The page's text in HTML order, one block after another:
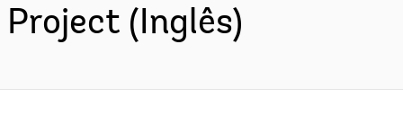
Project (Inglês)